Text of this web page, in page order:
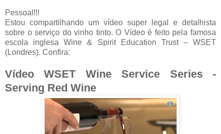
Pessoal!!!
Estou compartilhando um vídeo super legal e detalhista
sobre o serviço do vinho tinto. O Vídeo é feito pela famosa
escola inglesa Wine & Spirit Education Trust – WSET
(Londres). Confira:
Vídeo WSET Wine Service Series -
Serving Red Wine